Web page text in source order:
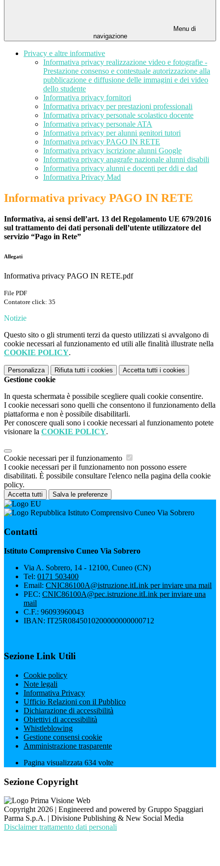
Menu di
navigazione
Privacy e altre informative
Informativa privacy realizzazione video e fotografie -
Prestazione consenso e contestuale autorizzazione alla
pubblicazione e diffusione delle immagini e dei video
dello studente
Informativa privacy fornitori
Informativa privacy per prestazioni professionali
Informativa privacy personale scolastico docente
Informativa privacy personale ATA
Informativa privacy per alunni genitori tutori
Informativa privacy PAGO IN RETE
Informativa privacy iscrizione alunni Google
Informativa privacy anagrafe nazionale alunni disabili
Informativa privacy alunni e docenti per ddi e dad
Informativa Privacy Mad
Informativa privacy PAGO IN RETE
Informativa, ai sensi dell’art. 13 del Regolamento UE 679/2016
sul trattamento dei dati personali dell’utente utilizzatore del
servizio “Pago in Rete”
Allegati
Informativa privacy PAGO IN RETE.pdf
File PDF
Contatore click: 35
Notizie
Questo sito o gli strumenti terzi da questo utilizzati si avvalgono di
cookie necessari al funzionamento ed utili alle finalità illustrate nella
COOKIE POLICY.
Personalizza Rifiuta tutti i cookies Accetta tutti i cookies
Gestione cookie
In questa schermata è possibile scegliere quali cookie consentire.
I cookie necessari sono quelli che consentono il funzionamento della
piattaforma e non è possibile disabilitarli.
Per conoscere quali sono i cookie necessari al funzionamento potete
visionare la COOKIE POLICY.
Cookie necessari per il funzionamento
I cookie necessari per il funzionamento non possono essere
disabilitati. È possibile consultare l'elenco nella pagina della cookie
policy.
Accetta tutti Salva le preferenze
Istituto Comprensivo Cuneo Via Sobrero
Contatti
Istituto Comprensivo Cuneo Via Sobrero
Via A. Sobrero, 14 - 12100, Cuneo (CN)
Tel: 0171 503400
Email: CNIC86100A@istruzione.itLink per inviare una mail
PEC: CNIC86100A@pec.istruzione.itLink per inviare una
mail
C.F.: 96093960043
IBAN: IT25R0845010200000000000712
Sezione Link Utili
Cookie policy
Note legali
Informativa Privacy
Ufficio Relazioni con il Pubblico
Dichiarazione di accessibilità
Obiettivi di accessibilità
Whistleblowing
Gestione consensi cookie
Amministrazione trasparente
Pagina visualizzata 634 volte
Sezione Copyright
Copyright 2026 | Engineered and powered by Gruppo Spaggiari
Parma S.p.A. | Divisione Publishing & New Social Media
Disclaimer trattamento dati personali